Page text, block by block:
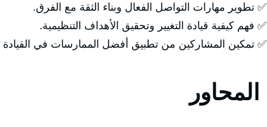
✅ تطوير مهارات التواصل الفعال وبناء الثقة مع الفرق.
✅ فهم كيفية قيادة التغيير وتحقيق الأهداف التنظيمية.
✅ تمكين المشاركين من تطبيق أفضل الممارسات في القيادة